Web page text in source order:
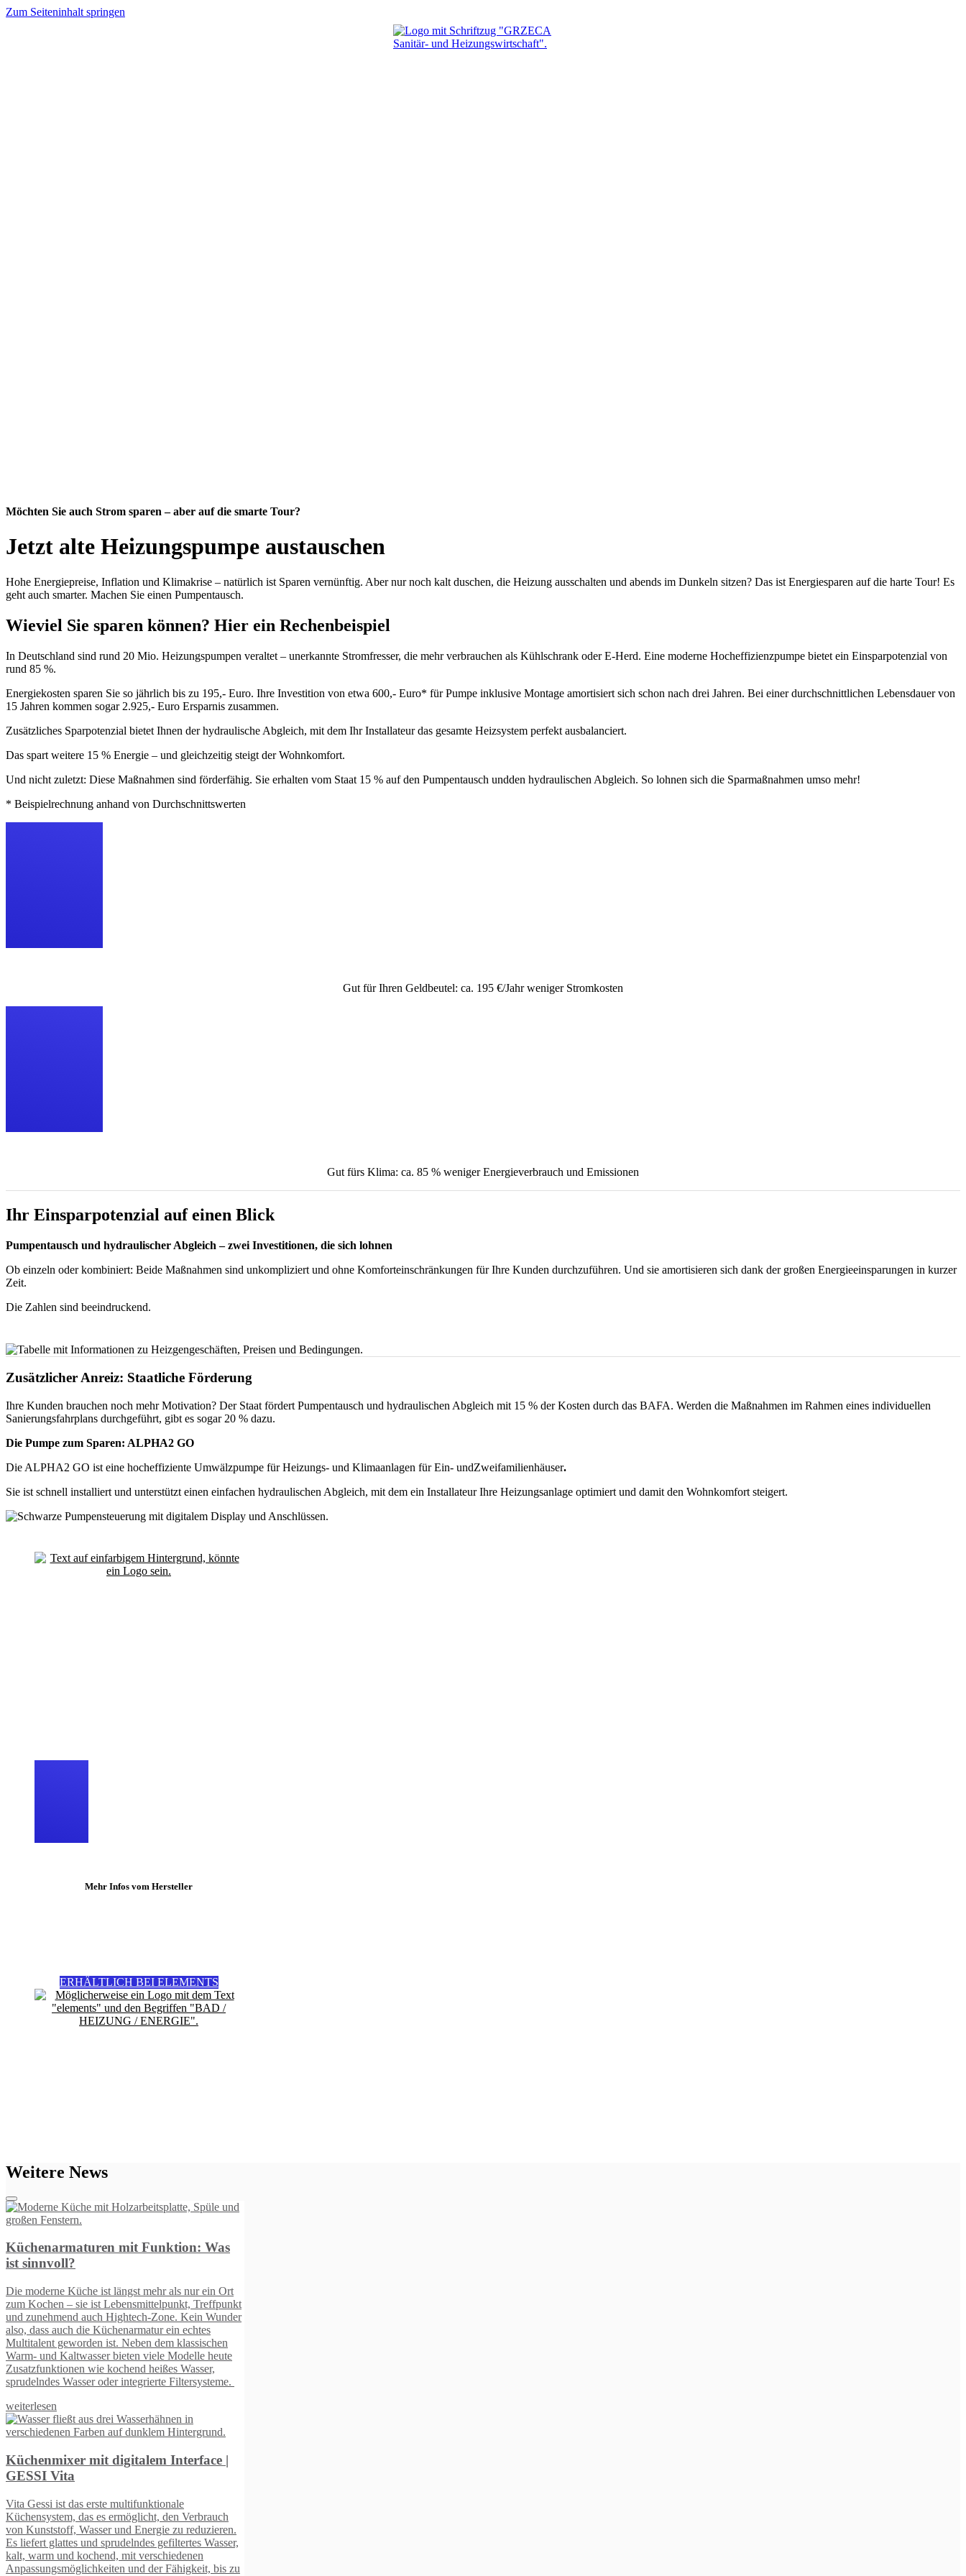
Zum Seiteninhalt springen
Möchten Sie auch Strom sparen – aber auf die smarte Tour?
Jetzt alte Heizungspumpe austauschen
Hohe Energiepreise, Inflation und Klimakrise – natürlich ist Sparen vernünftig. Aber nur noch kalt duschen, die Heizung ausschalten und abends im Dunkeln sitzen? Das ist Energiesparen auf die harte Tour! Es
geht auch smarter. Machen Sie einen Pumpentausch.
Wieviel Sie sparen können? Hier ein Rechenbeispiel
In Deutschland sind rund 20 Mio. Heizungspumpen veraltet – unerkannte Stromfresser, die mehr verbrauchen als Kühlschrank oder E-Herd. Eine moderne Hocheffizienzpumpe bietet ein Einsparpotenzial von
rund 85 %.
Energiekosten sparen Sie so jährlich bis zu 195,- Euro. Ihre Investition von etwa 600,- Euro* für Pumpe inklusive Montage amortisiert sich schon nach drei Jahren. Bei einer durchschnittlichen Lebensdauer von
15 Jahren kommen sogar 2.925,- Euro Ersparnis zusammen.
Zusätzliches Sparpotenzial bietet Ihnen der hydraulische Abgleich, mit dem Ihr Installateur das gesamte Heizsystem perfekt ausbalanciert.
Das spart weitere 15 % Energie – und gleichzeitig steigt der Wohnkomfort.
Und nicht zuletzt: Diese Maßnahmen sind förderfähig. Sie erhalten vom Staat 15 % auf den Pumpentausch undden hydraulischen Abgleich. So lohnen sich die Sparmaßnahmen umso mehr!
* Beispielrechnung anhand von Durchschnittswerten
Gut für Ihren Geldbeutel: ca. 195 €/Jahr weniger Stromkosten
Gut fürs Klima: ca. 85 % weniger Energieverbrauch und Emissionen
Ihr Einsparpotenzial auf einen Blick
Pumpentausch und hydraulischer Abgleich – zwei Investitionen, die sich lohnen
Ob einzeln oder kombiniert: Beide Maßnahmen sind unkompliziert und ohne Komforteinschränkungen für Ihre Kunden durchzuführen. Und sie amortisieren sich dank der großen Energieeinsparungen in kurzer
Zeit.
Die Zahlen sind beeindruckend.
Zusätzlicher Anreiz: Staatliche Förderung
Ihre Kunden brauchen noch mehr Motivation? Der Staat fördert Pumpentausch und hydraulischen Abgleich mit 15 % der Kosten durch das BAFA. Werden die Maßnahmen im Rahmen eines individuellen
Sanierungsfahrplans durchgeführt, gibt es sogar 20 % dazu.
Die Pumpe zum Sparen: ALPHA2 GO
Die ALPHA2 GO ist eine hocheffiziente Umwälzpumpe für Heizungs- und Klimaanlagen für Ein- undZweifamilienhäuser.
Sie ist schnell installiert und unterstützt einen einfachen hydraulischen Abgleich, mit dem ein Installateur Ihre Heizungsanlage optimiert und damit den Wohnkomfort steigert.
Mehr Infos vom Hersteller
ERHÄLTLICH BEI ELEMENTS
Weitere News